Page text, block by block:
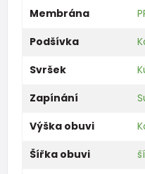
Membrána
Podšívka
Svršek
Zapínání
Výška obuvi
Šířka obuvi